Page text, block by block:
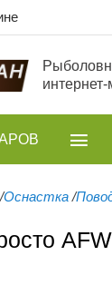
интернет-
/Оснастка /